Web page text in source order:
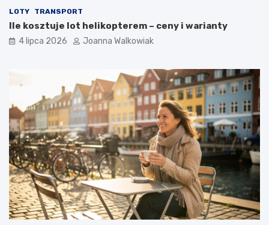
LOTY TRANSPORT
Ile kosztuje lot helikopterem – ceny i warianty
4 lipca 2026 Joanna Walkowiak